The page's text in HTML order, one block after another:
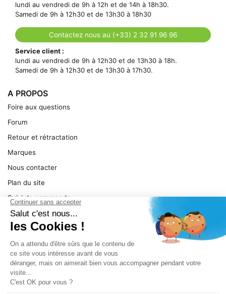
lundi au vendredi de 9h à 12h et de 14h à 18h30.
Samedi de 9h à 12h30 et de 13h30 à 18h30
Contactez nous au (+33) 2 32 91 96 96
Service client :
lundi au vendredi de 9h à 12h30 et de 13h30 à 18h.
Samedi de 9h à 12h30 et de 13h30 à 17h30.
A PROPOS
Foire aux questions
Forum
Retour et rétractation
Marques
Nous contacter
Plan du site
Suivi de commande
Ma facture
Mentions légales
Conditions générales
SERVICE
Pièces détachées